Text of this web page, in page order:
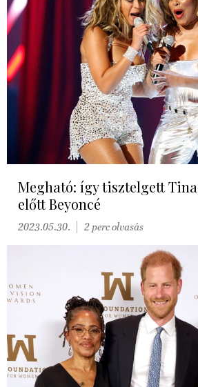
Megható: így tisztelgett
előtt Beyoncé
2023.05.30. 2 perc olvasás